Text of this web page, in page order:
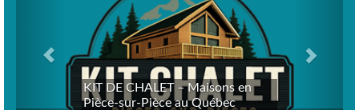
KIT DE CHALET – Maisons en
Pièce-sur-Pièce au Québec